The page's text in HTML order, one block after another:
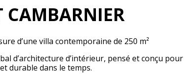
CAMBARNIER
d’une villa contemporaine de 250 m²
d’architecture d’intérieur, pensé et conçu
durable dans le temps.